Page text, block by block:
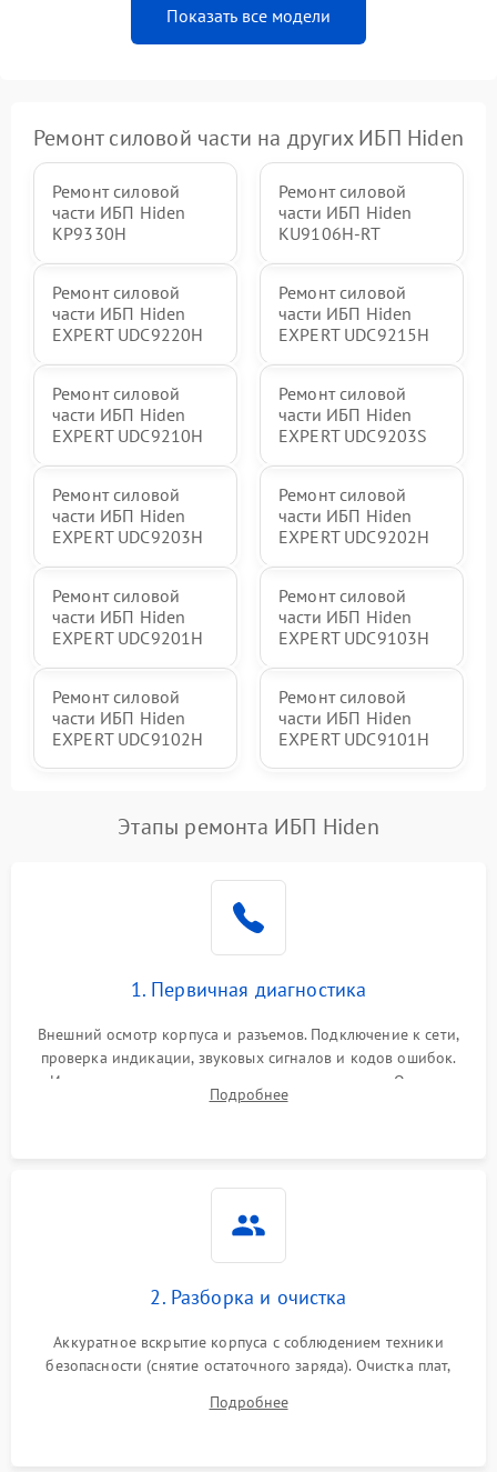
Повреждение системы
защиты от перегрева
перенапряжения
Показать все модели
Ремонт силовой части на других ИБП Hiden
Ремонт силовой
части ИБП Hiden
KP9330H
Ремонт силовой
части ИБП Hiden
KU9106H-RT
Ремонт силовой
части ИБП Hiden
EXPERT UDC9220H
Ремонт силовой
части ИБП Hiden
EXPERT UDC9215H
Ремонт силовой
части ИБП Hiden
EXPERT UDC9210H
Ремонт силовой
части ИБП Hiden
EXPERT UDC9203S
Ремонт силовой
части ИБП Hiden
EXPERT UDC9203H
Ремонт силовой
части ИБП Hiden
EXPERT UDC9202H
Ремонт силовой
части ИБП Hiden
EXPERT UDC9201H
Ремонт силовой
части ИБП Hiden
EXPERT UDC9103H
Ремонт силовой
части ИБП Hiden
EXPERT UDC9102H
Ремонт силовой
части ИБП Hiden
EXPERT UDC9101H
Этапы ремонта ИБП Hiden
1. Первичная диагностика
Внешний осмотр корпуса и разъемов. Подключение к сети,
проверка индикации, звуковых сигналов и кодов ошибок.
Измерение входного и выходного напряжения. Оценка
реакции ИБП на отключение основного питания без
Подробнее
2. Разборка и очистка
Аккуратное вскрытие корпуса с соблюдением техники
безопасности (снятие остаточного заряда). Очистка плат,
и кистей для предотвращения перегрева и замыканий.
Подробнее